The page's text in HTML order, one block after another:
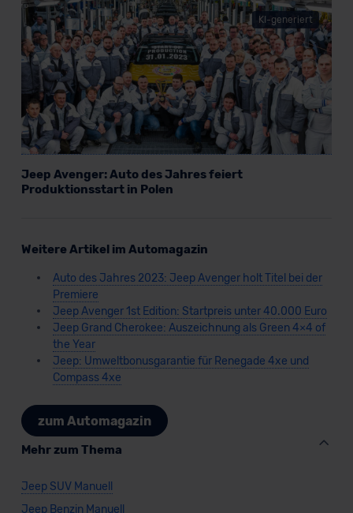
KI-generiert
Jeep Avenger: Auto des Jahres feiert
Produktionsstart in Polen
Weitere Artikel im Automagazin
Auto des Jahres 2023: Jeep Avenger holt Titel bei der
Premiere
Jeep Avenger 1st Edition: Startpreis unter 40.000 Euro
Jeep Grand Cherokee: Auszeichnung als Green 4×4 of
the Year
Jeep: Umweltbonusgarantie für Renegade 4xe und
Compass 4xe
zum Automagazin
Mehr zum Thema
Jeep SUV Manuell
Jeep Benzin Manuell